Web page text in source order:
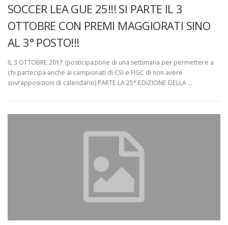
SOCCER LEA GUE 25!!! SI PARTE IL 3
OTTOBRE CON PREMI MAGGIORATI SINO
AL 3° POSTO!!!
IL 3 OTTOBRE 2017 (posticipazione di una settimana per permettere a
chi partecipa anche ai campionati di CSI e FIGC di non avere
sovrapposizioni di calendario) PARTE LA 25° EDIZIONE DELLA …